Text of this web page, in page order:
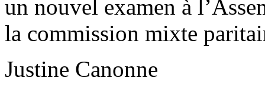
un nouvel examen à
la commission mixte
Justine Canonne